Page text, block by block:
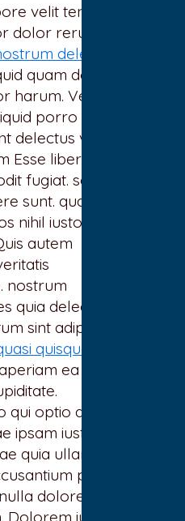
velit tenetur
dolor rerum est.
delectus
quam dolores
harum. Vero
porro earum
delectus veritatis
Esse libero
fugiat. sequi
sunt. quaerat
nihil iusto magni.
autem
nostrum
quia delectus. ut
sint adipisci.
quisquam
ea
optio quia.
ipsam iusto
quia ullam.
placeat.
doloremque
iure et